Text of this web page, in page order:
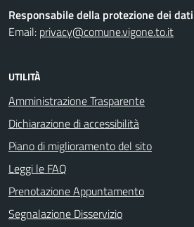
Responsabile della protezione dei dati
Email: privacy@comune.vigone.to.it
UTILITÀ
Amministrazione Trasparente
Dichiarazione di accessibilità
Piano di miglioramento del sito
Leggi le FAQ
Prenotazione Appuntamento
Segnalazione Disservizio